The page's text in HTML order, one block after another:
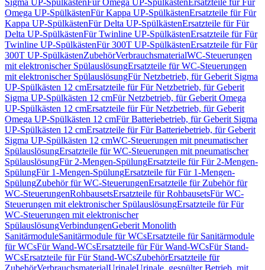
Sigma UP-SpülkästenFür Omega UP-SpülkästenErsatzteile für Für
Omega UP-SpülkästenFür Kappa UP-SpülkästenErsatzteile für Für
Kappa UP-SpülkästenFür Delta UP-SpülkästenErsatzteile für Für
Delta UP-SpülkästenFür Twinline UP-SpülkästenErsatzteile für Für
Twinline UP-SpülkästenFür 300T UP-SpülkästenErsatzteile für Für
300T UP-SpülkästenZubehörVerbrauchsmaterialWC-Steuerungen
mit elektronischer SpülauslösungErsatzteile für WC-Steuerungen
mit elektronischer SpülauslösungFür Netzbetrieb, für Geberit Sigma
UP-Spülkästen 12 cmErsatzteile für Für Netzbetrieb, für Geberit
Sigma UP-Spülkästen 12 cmFür Netzbetrieb, für Geberit Omega
UP-Spülkästen 12 cmErsatzteile für Für Netzbetrieb, für Geberit
Omega UP-Spülkästen 12 cmFür Batteriebetrieb, für Geberit Sigma
UP-Spülkästen 12 cmErsatzteile für Für Batteriebetrieb, für Geberit
Sigma UP-Spülkästen 12 cmWC-Steuerungen mit pneumatischer
SpülauslösungErsatzteile für WC-Steuerungen mit pneumatischer
SpülauslösungFür 2-Mengen-SpülungErsatzteile für Für 2-Mengen-
SpülungFür 1-Mengen-SpülungErsatzteile für Für 1-Mengen-
SpülungZubehör für WC-SteuerungenErsatzteile für Zubehör für
WC-SteuerungenRohbausetsErsatzteile für RohbausetsFür WC-
Steuerungen mit elektronischer SpülauslösungErsatzteile für Für
WC-Steuerungen mit elektronischer
SpülauslösungVerbindungenGeberit Monolith
SanitärmoduleSanitärmodule für WCsErsatzteile für Sanitärmodule
für WCsFür Wand-WCsErsatzteile für Für Wand-WCsFür Stand-
WCsErsatzteile für Für Stand-WCsZubehörErsatzteile für
ZubehörVerbrauchsmaterialUrinaleUrinale, gespülter Betrieb, mit